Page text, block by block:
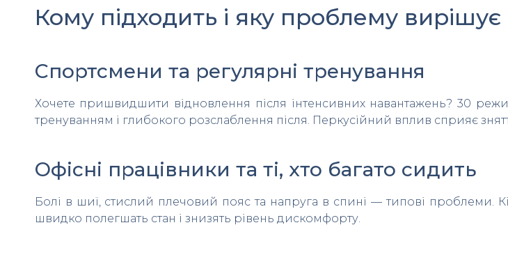
Кому підходить і яку проблему вирішує
Спортсмени та регулярні тренування
Хочете пришвидшити відновлення після інтенсивних навантажень? 30
тренуванням і глибокого розслаблення після. Перкусійний вплив сприяє
Офісні працівники та ті, хто багато сидить
Болі в шиї, стислий плечовий пояс та напруга в спині — типові проблеми.
швидко полегшать стан і знизять рівень дискомфорту.